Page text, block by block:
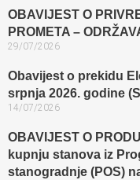
OBAVIJEST O
PROMETA –
29/07/2026
Obavijest o prekidu
srpnja 2026. godine
14/07/2026
OBAVIJEST O
kupnju stanova iz
stanogradnje (POS)